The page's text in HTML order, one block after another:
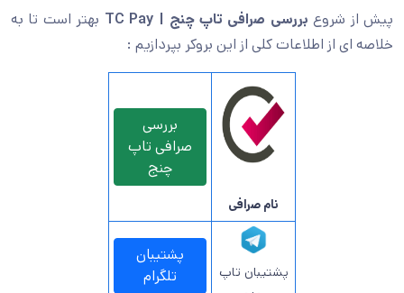
پیش از شروع بررسی صرافی تاپ چنج | TC Pay
بهتر است تا به
خلاصه ای از اطلاعات کلی از این بروکر بپردازیم :
نام صرافی
بررسی
صرافی تاپ
چنج
پشتیبان تاپ
پشتیبان
تلگرام